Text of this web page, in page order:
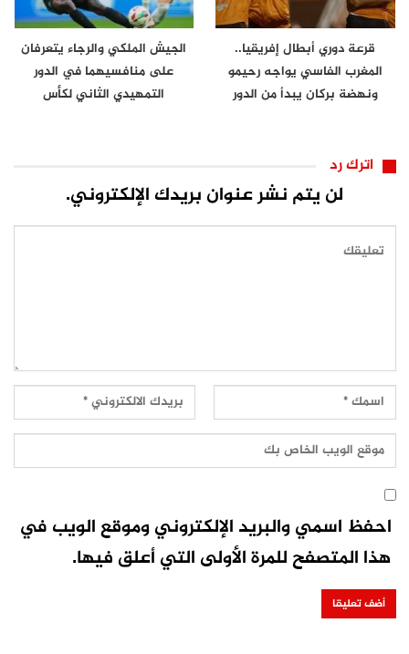
قرعة دوري أبطال إفريقيا..
المغرب الفاسي يواجه رحيمو
ونهضة بركان يبدأ من الدور
الجيش الملكي والرجاء يتعرفان
على منافسيهما في الدور
التمهيدي الثاني لكأس
اترك رد
لن يتم نشر عنوان بريدك الإلكتروني.
احفظ اسمي والبريد الإلكتروني وموقع الويب في
هذا المتصفح للمرة الأولى التي أعلق فيها.